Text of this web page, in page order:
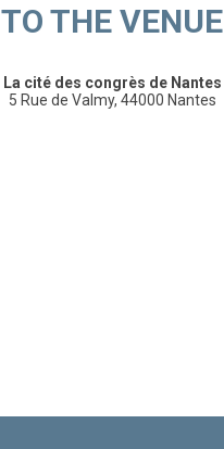
TO THE VENUE
La cité des congrès de Nantes
5 Rue de Valmy, 44000 Nantes